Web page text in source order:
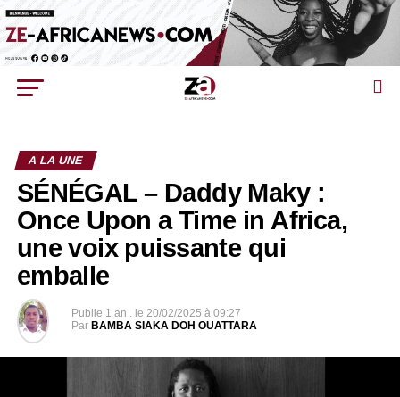
A LA UNE
SÉNÉGAL – Daddy Maky :
Once Upon a Time in Africa,
une voix puissante qui
emballe
Publie 1 an . le 20/02/2025 à 09:27
Par BAMBA SIAKA DOH OUATTARA